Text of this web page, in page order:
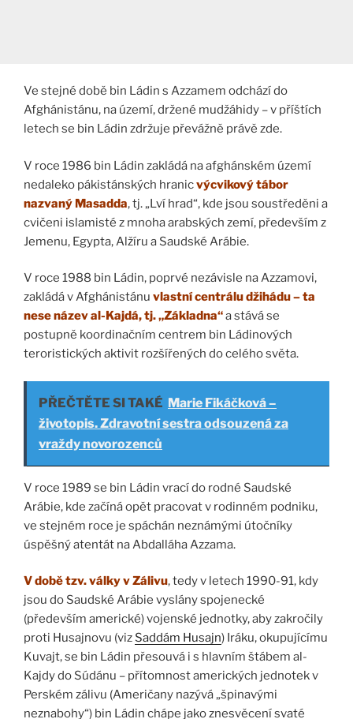
Ve stejné době bin Ládin s Azzamem odchází do
Afghánistánu, na území, držené mudžáhidy – v příštích
letech se bin Ládin zdržuje převážně právě zde.
V roce 1986 bin Ládin zakládá na afghánském území
nedaleko pákistánských hranicvýcvikový tábor
nazvaný Masadda, tj. „Lví hrad“, kde jsou soustředěni a
cvičeni islamisté z mnoha arabských zemí, především z
Jemenu, Egypta, Alžíru a Saudské Arábie.
V roce 1988 bin Ládin, poprvé nezávisle na Azzamovi,
zakládá v Afghánistánu vlastní centrálu džihádu – ta
nese název al-Kajdá, tj. „Základna“a stává se
postupně koordinačním centrem bin Ládinových
teroristických aktivit rozšířených do celého světa.
PŘEČTĚTE SI TAKÉ Marie Fikáčková –
životopis. Zdravotní sestra odsouzená za
vraždy novorozenců
V roce 1989 se bin Ládin vrací do rodné Saudské
Arábie, kde začíná opět pracovat v rodinném podniku,
ve stejném roce je spáchán neznámými útočníky
úspěšný atentát na Abdalláha Azzama.
V době tzv. války v Zálivu, tedy v letech 1990-91, kdy
jsou do Saudské Arábie vyslány spojenecké
(především americké) vojenské jednotky, aby zakročily
proti Husajnovu (viz Saddám Husajn) Iráku, okupujícímu
Kuvajt, se bin Ládin přesouvá i s hlavním štábem al-
Kajdy do Súdánu – přítomnost amerických jednotek v
Perském zálivu (Američany nazývá „špinavými
neznabohy“) bin Ládin chápe jako znesvěcení svaté